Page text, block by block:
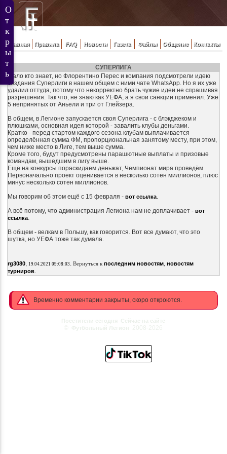
Главная Правила FAQ Новости Газета Файлы Общение Контакты
СУПЕРЛИГА
Мало кто знает, но Флорентино Перес и компания подсмотрели идею
создания Суперлиги в нашем общем с ними чате WhatsApp. Но я их уже
удалил оттуда, потому что некорректно брать чужие идеи не спрашивая
разрешения. Так что, не знаю как УЕФА, а я свои санкции применил. Уже
5 непринятых от Аньели и три от Глейзера.
В общем, в Легионе запускается своя Суперлига - с блэкджеком и
плюшками, основная идея которой - завалить клубы деньгами.
Кратко - перед стартом каждого сезона клубам выплачивается
определённая сумма ФМ, пропорциональная занятому месту, при этом,
чем ниже место в Лиге, тем выше сумма.
Кроме того, будут предусмотрены парашютные выплаты и призовые
командам, вышедшим в лигу выше.
Ещё на конкурсы пораскидаем деньжат, Чемпионат мира проведём.
Первоначально проект оценивается в несколько сотен миллионов, плюс
минус несколько сотен миллионов.
Мы говорим об этом ещё с 15 февраля - вот ссылка.
А всё потому, что администрация Легиона нам не доплачивает - вот
ссылка.
В общем - велкам в Польшу, как говорится. Вот все думают, что это
шутка, но УЕФА тоже так думала.
rg3080, 19.04.2021 09:08:03 . Вернуться к последним новостям, новостям
турниров.
Временно комментарии закрыты, скоро откроются.